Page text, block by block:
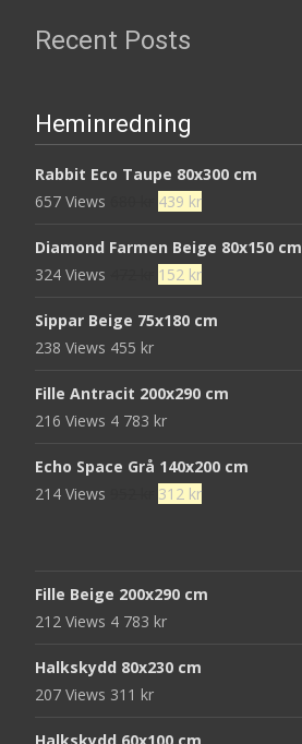
Recent Posts
Heminredning
Rabbit Eco Taupe 80x300 cm
657 Views
Det
priset
var:
439 krDet
priset
är:
Diamond Farmen Beige 80x150 cm
324 Views
Det
priset
152 krDet
priset
Sippar Beige 75x180 cm
238 Views 455 kr
Fille Antracit 200x290 cm
216 Views 4 783 kr
Echo Space Grå 140x200 cm
214 Views
Det
952 kr.
312 krDet
312 kr.
Fille Beige 200x290 cm
212 Views 4 783 kr
Halkskydd 80x230 cm
207 Views 311 kr